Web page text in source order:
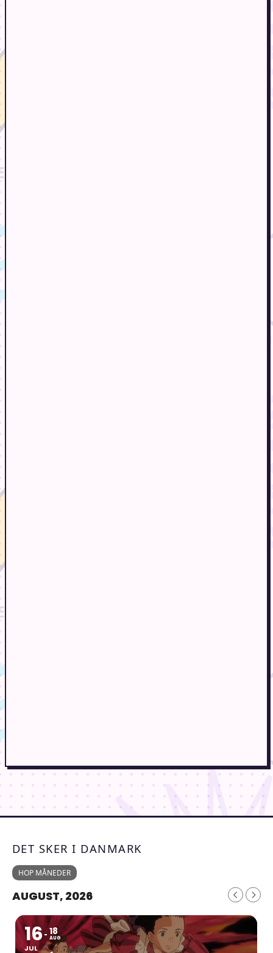
DET SKER I DANMARK
HOP MÅNEDER
AUGUST, 2026
16
JUL
18
AUG